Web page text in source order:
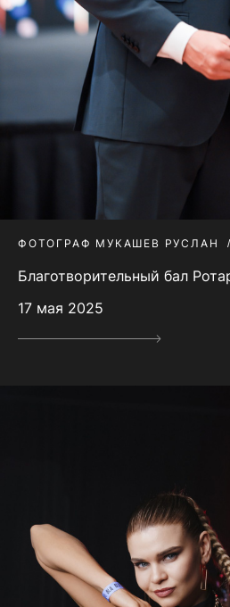
ФОТОГРАФ МУКАШЕВ РУСЛАН
Благотворительный бал
17 мая 2025